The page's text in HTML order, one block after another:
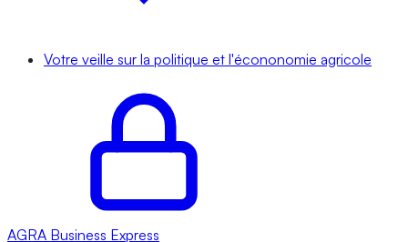
Votre veille sur la politique et l'écononomie agricole
AGRA Business Express